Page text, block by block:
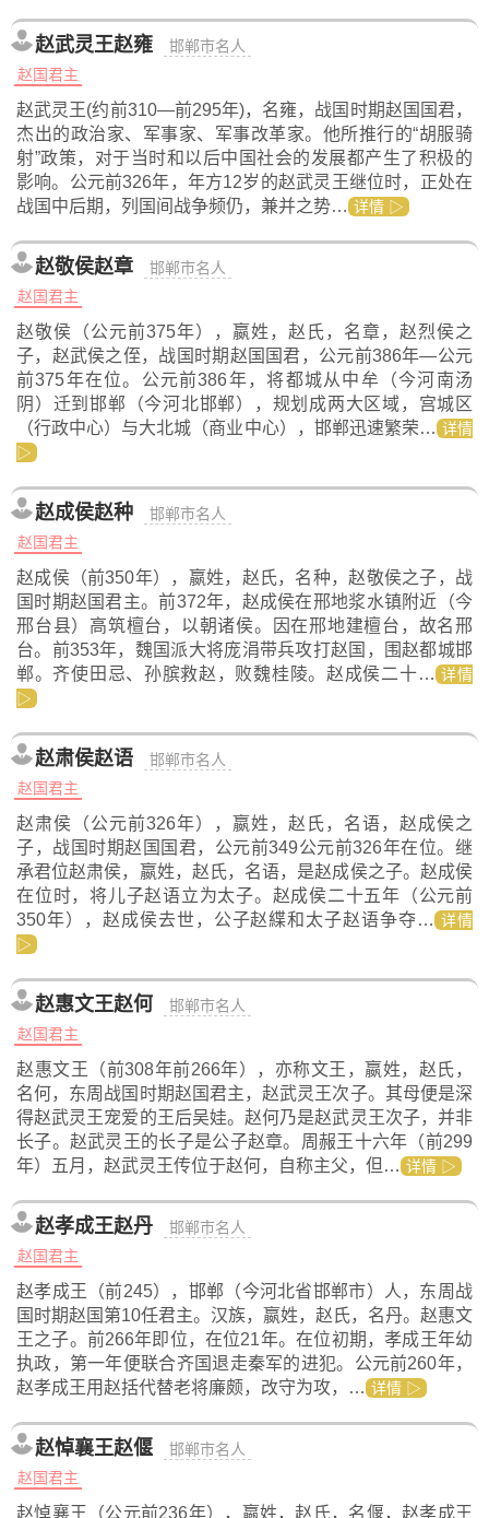
赵武灵王赵雍
邯郸市名人
赵国君主
赵武灵王(约前310—前295年)，名雍，战国时期赵国国君，
杰出的政治家、军事家、军事改革家。他所推行的“胡服骑
射”政策，对于当时和以后中国社会的发展都产生了积极的
影响。公元前326年，年方12岁的赵武灵王继位时，正处在
战国中后期，列国间战争频仍，兼并之势… 详情 ▷
赵敬侯赵章
邯郸市名人
赵国君主
赵敬侯（公元前375年），嬴姓，赵氏，名章，赵烈侯之
子，赵武侯之侄，战国时期赵国国君，公元前386年—公元
前375年在位。公元前386年，将都城从中牟（今河南汤
阴）迁到邯郸（今河北邯郸），规划成两大区域，宫城区
（行政中心）与大北城（商业中心），邯郸迅速繁荣… 详情
▷
赵成侯赵种
邯郸市名人
赵国君主
赵成侯（前350年），嬴姓，赵氏，名种，赵敬侯之子，战
国时期赵国君主。前372年，赵成侯在邢地浆水镇附近（今
邢台县）高筑檀台，以朝诸侯。因在邢地建檀台，故名邢
台。前353年，魏国派大将庞涓带兵攻打赵国，围赵都城邯
郸。齐使田忌、孙膑救赵，败魏桂陵。赵成侯二十… 详情
▷
赵肃侯赵语
邯郸市名人
赵国君主
赵肃侯（公元前326年），嬴姓，赵氏，名语，赵成侯之
子，战国时期赵国国君，公元前349公元前326年在位。继
承君位赵肃侯，嬴姓，赵氏，名语，是赵成侯之子。赵成侯
在位时，将儿子赵语立为太子。赵成侯二十五年（公元前
350年），赵成侯去世，公子赵緤和太子赵语争夺… 详情
▷
赵惠文王赵何
邯郸市名人
赵国君主
赵惠文王（前308年前266年），亦称文王，嬴姓，赵氏，
名何，东周战国时期赵国君主，赵武灵王次子。其母便是深
得赵武灵王宠爱的王后吴娃。赵何乃是赵武灵王次子，并非
长子。赵武灵王的长子是公子赵章。周赧王十六年（前299
年）五月，赵武灵王传位于赵何，自称主父，但… 详情 ▷
赵孝成王赵丹
邯郸市名人
赵国君主
赵孝成王（前245），邯郸（今河北省邯郸市）人，东周战
国时期赵国第10任君主。汉族，嬴姓，赵氏，名丹。赵惠文
王之子。前266年即位，在位21年。在位初期，孝成王年幼
执政，第一年便联合齐国退走秦军的进犯。公元前260年，
赵孝成王用赵括代替老将廉颇，改守为攻，… 详情 ▷
赵悼襄王赵偃
邯郸市名人
赵国君主
赵悼襄王（公元前236年），嬴姓，赵氏，名偃，赵孝成王